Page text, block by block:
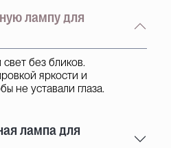
лампу для
без бликов.
яркости и
не уставали глаза.
лампа для